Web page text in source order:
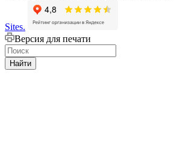
Sites.
Версия для печати
Найти